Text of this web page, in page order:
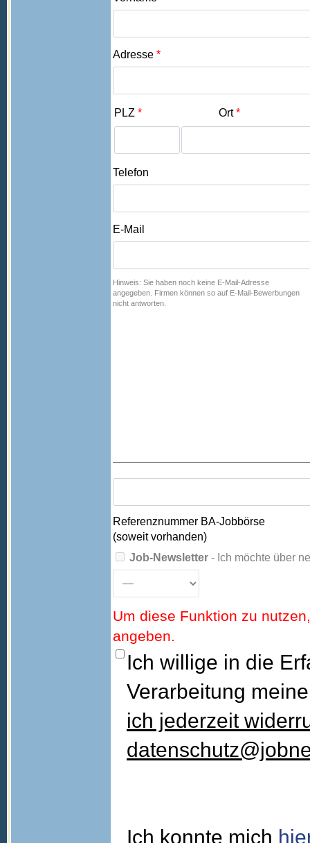
Adresse *
PLZ * Ort *
Telefon
E-Mail
Hinweis: Sie haben noch keine E-Mail-Adresse
angegeben. Firmen können so auf E-Mail-Bewerbungen
nicht antworten.
Referenznummer BA-Jobbörse
(soweit vorhanden)
Job-Newsletter - Ich möchte über
Um diese Funktion zu
angeben.
Ich willige in die
Verarbeitung
ich jederzeit
Ich konnte mich